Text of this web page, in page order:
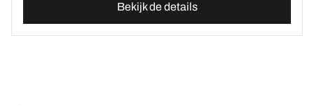
Bekijk de details